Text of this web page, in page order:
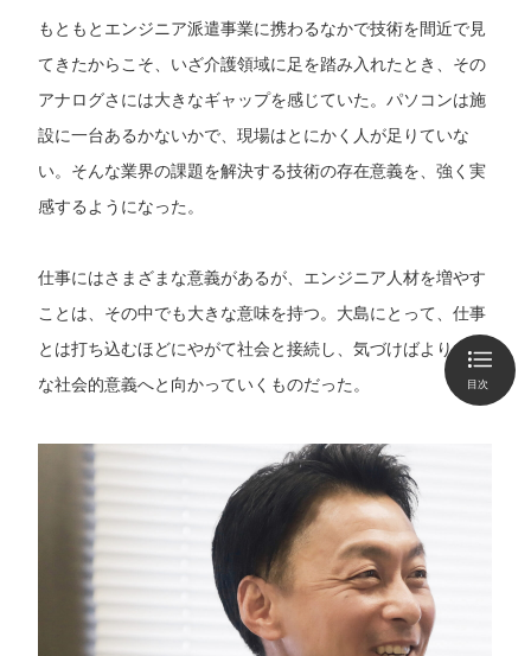
目次
もともとエンジニア派遣事業に携わるなかで技術を間近で見
てきたからこそ、いざ介護領域に足を踏み入れたとき、その
アナログさには大きなギャップを感じていた。パソコンは施
設に一台あるかないかで、現場はとにかく人が足りていな
い。そんな業界の課題を解決する技術の存在意義を、強く実
感するようになった。
仕事にはさまざまな意義があるが、エンジニア人材を増やす
ことは、その中でも大きな意味を持つ。大島にとって、仕事
とは打ち込むほどにやがて社会と接続し、気づけばより大き
な社会的意義へと向かっていくものだった。